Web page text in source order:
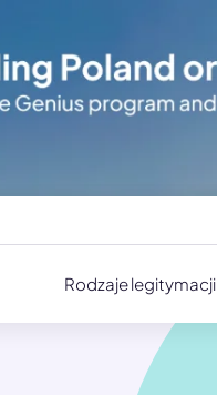
Rodzaje legitymacji